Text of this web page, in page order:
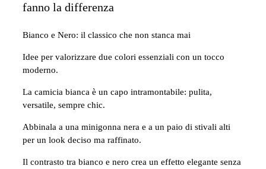
fanno la differenza
Bianco e Nero: il classico che non stanca mai
Idee per valorizzare due colori essenziali con un tocco
moderno.
La camicia bianca è un capo intramontabile: pulita,
versatile, sempre chic.
Abbinala a una minigonna nera e a un paio di stivali alti
per un look deciso ma raffinato.
Il contrasto tra bianco e nero crea un effetto elegante senza